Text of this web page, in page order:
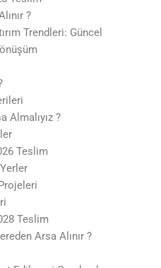
?
Trendleri: Güncel
Almalıyız ?
Teslim
Teslim
Arsa Alınır ?